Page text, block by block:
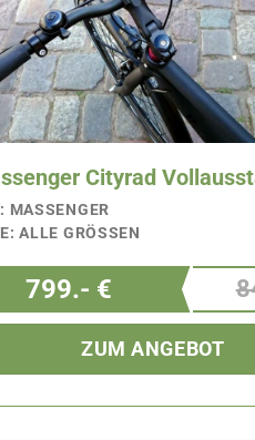
Cityrad
MASSENGER
ALLE GRÖSSEN
799.- €
ZUM ANGEBOT